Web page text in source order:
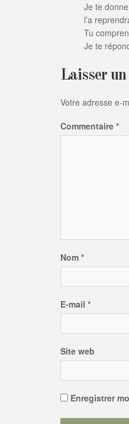
Je te
l’a
Tu
Je te
Laisser
Votre adresse e-
Commentaire *
Nom *
E-mail *
Site web
Enregistrer